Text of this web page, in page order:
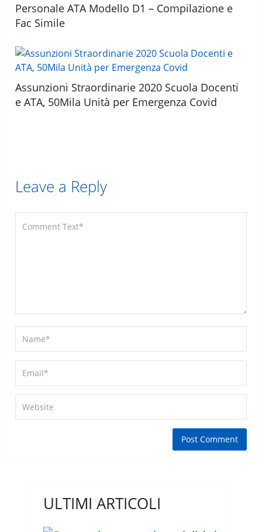
Personale ATA Modello D1 – Compilazione e
Fac Simile
Assunzioni Straordinarie 2020 Scuola Docenti
e ATA, 50Mila Unità per Emergenza Covid
Leave a Reply
ULTIMI ARTICOLI